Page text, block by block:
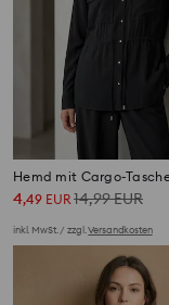
4,49 EUR14,99EUR
inkl. MwSt. / zzgl.Versandkosten